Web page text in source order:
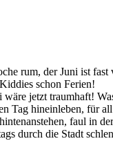
rum, der Juni ist fast
schon Ferien!
jetzt traumhaft!
Tag hineinleben, für
faul in
durch die Stadt